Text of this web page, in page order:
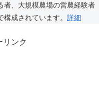
者、大規模農場の営農経験者
成されています。 詳細
リンク